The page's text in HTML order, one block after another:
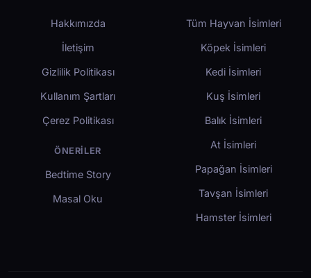
Hakkımızda
İletişim
Gizlilik Politikası
Kullanım Şartları
Çerez Politikası
ÖNERILER
Bedtime Story
Masal Oku
Tüm Hayvan İsimleri
Köpek İsimleri
Kedi İsimleri
Kuş İsimleri
Balık İsimleri
At İsimleri
Papağan İsimleri
Tavşan İsimleri
Hamster İsimleri